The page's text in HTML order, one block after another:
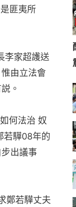
匪夷所
李家超護送
由立法會
。
何法治 奴
若驊08年的
出議事
鄭若驊丈夫